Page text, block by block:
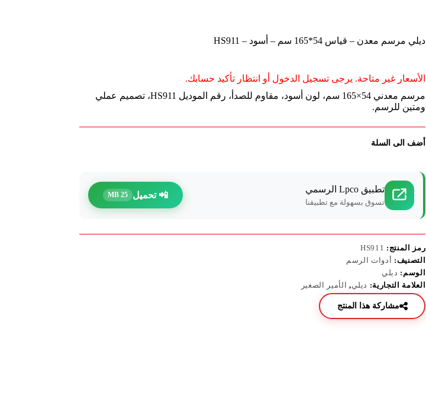
ديلي مرسم معدن – قياس 54*165 سم – أسود – HS911
الأسعار غير متاحة. يرجى تسجيل الدخول أو انتظار تأكيد حسابك.
مرسم معدني 54×165 سم، لون أسود، مقاوم للصدأ، رقم الموديل HS911، تصميم عملي
ومتين للرسم.
أضف الى السلة
تطبيق Lpco الرسمي
تسوق بسهولة مع تطبيقنا
📲 تحميل 25 MB
رمز المنتج: HS911
التصنيف: أدوات الرسم
الوسم: ديلي
العلامة التجارية: ديلي, الأمير الصغير
مشاركة هذا المنتج